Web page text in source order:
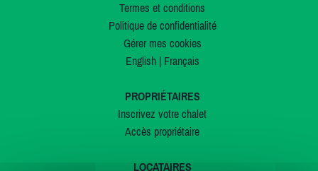
Termes et conditions
Politique de confidentialité
Gérer mes cookies
English| Français
PROPRIÉTAIRES
Inscrivez votre chalet
Accès propriétaire
LOCATAIRES